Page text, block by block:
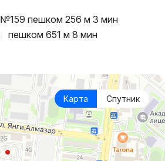
№159 пешком 256 м 3 мин
пешком 651 м 8 мин
Карта Спутник